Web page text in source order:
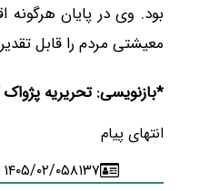
بود. وی در پایان
معیشتی مردم را قابل
*بازنویسی: تحریریه پژواک
انتهای پیام
۸۱۳۷۱۴۰۵/۰۲/۰۵ ۱۶:۰۲:۳۶